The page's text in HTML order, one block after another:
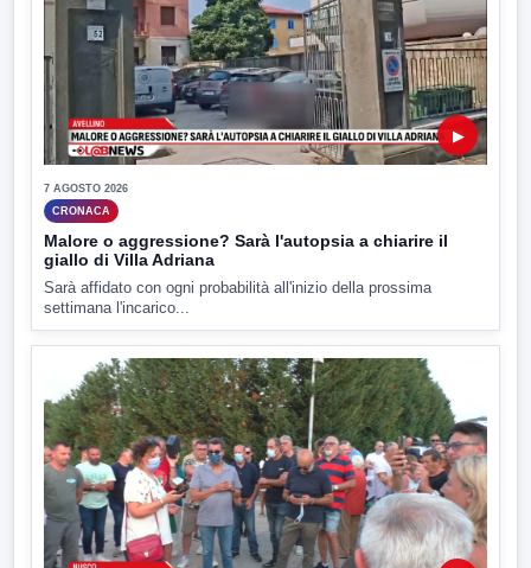
▶
7 AGOSTO 2026
CRONACA
Malore o aggressione? Sarà l'autopsia a chiarire il
giallo di Villa Adriana
Sarà affidato con ogni probabilità all'inizio della prossima
settimana l'incarico...